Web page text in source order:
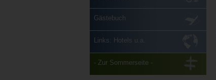
Gästebuch
Links: Hotels u.a.
- Zur Sommerseite -